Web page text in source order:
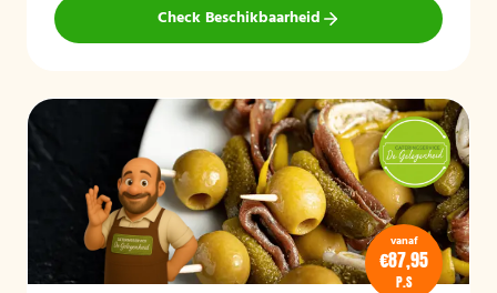
Check Beschikbaarheid
vanaf
€87,95
P.S